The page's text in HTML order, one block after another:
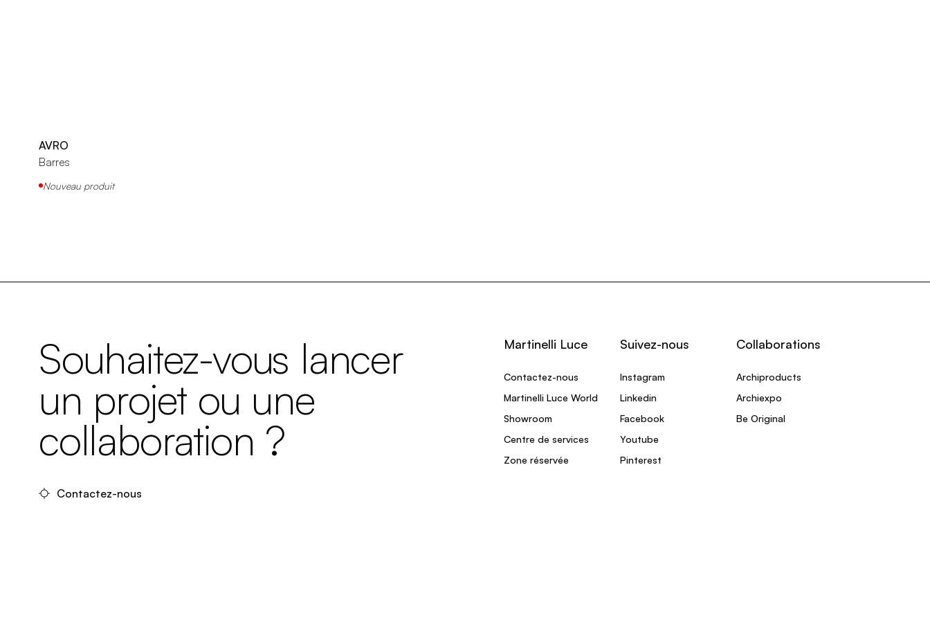
AVRO
Barres
Nouveau produit
Souhaitez-vous lancer
un projet ou une
collaboration ?
Contactez-nous
Martinelli Luce
Contactez-nous
Martinelli Luce World
Showroom
Centre de services
Zone réservée
Suivez-nous
Instagram
Linkedin
Facebook
Youtube
Pinterest
Collaborations
Archiproducts
Archiexpo
Be Original